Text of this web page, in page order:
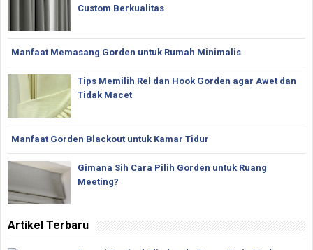
Custom Berkualitas
Manfaat Memasang Gorden untuk Rumah Minimalis
Tips Memilih Rel dan Hook Gorden agar Awet dan
Tidak Macet
Manfaat Gorden Blackout untuk Kamar Tidur
Gimana Sih Cara Pilih Gorden untuk Ruang
Meeting?
Artikel Terbaru